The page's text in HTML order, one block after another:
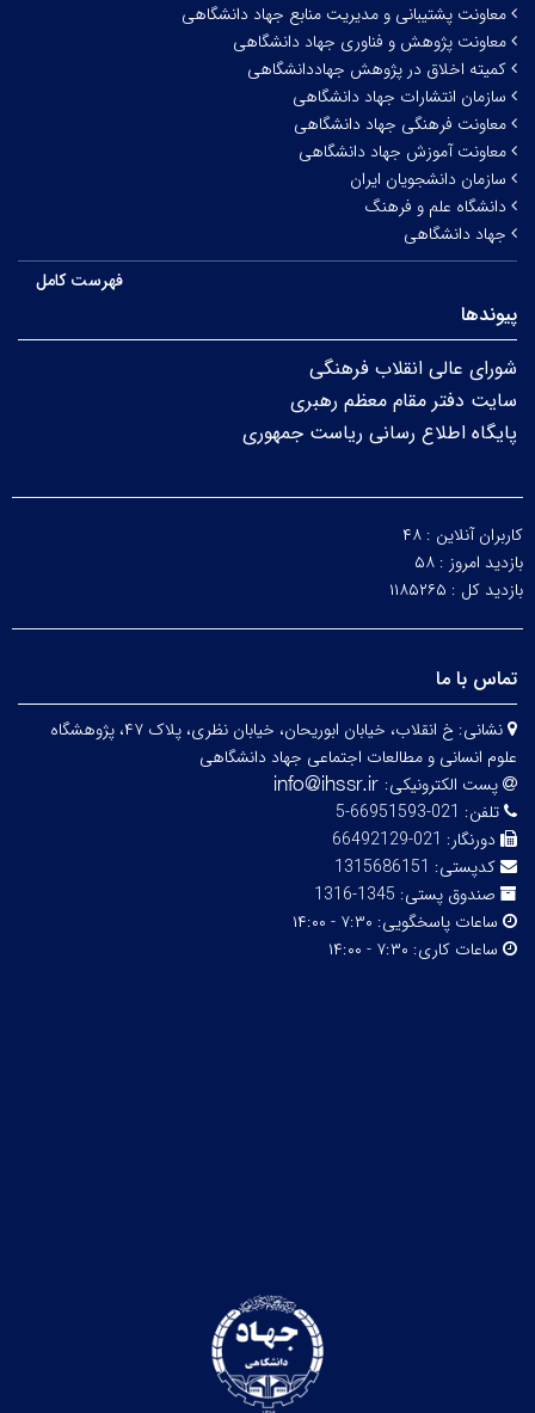
معاونت پشتیبانی و مدیریت منابع جهاد دانشگاهی
معاونت پژوهش و فناوری جهاد دانشگاهی
کمیته اخلاق در پژوهش جهاددانشگاهی
سازمان انتشارات جهاد دانشگاهی
معاونت فرهنگی جهاد دانشگاهی
معاونت آموزش جهاد دانشگاهی
سازمان دانشجویان ایران
دانشگاه علم و فرهنگ
جهاد دانشگاهی
فهرست کامل
پیوندها
شورای عالی انقلاب فرهنگی
سایت دفتر مقام معظم رهبری
پایگاه اطلاع رسانی ریاست جمهوری
کاربران آنلاین : ۴۸
بازدید امروز : ۵۸
بازدید کل : ۱۱۸۵۲۶۵
تماس با ما
نشانی:
خ انقلاب، خیابان ابوریحان، خیابان نظری، پلاک ۴۷، پژوهشگاه
علوم انسانی و مطالعات اجتماعی جهاد دانشگاهی
پست الکترونیکی:
تلفن: 021-66951593-5
دورنگار: 021-66492129
کدپستی: 1315686151
صندوق پستی: 1345-1316
ساعات پاسخگویی: ۷:۳۰ - ۱۴:۰۰
ساعات کاری: ۷:۳۰ - ۱۴:۰۰